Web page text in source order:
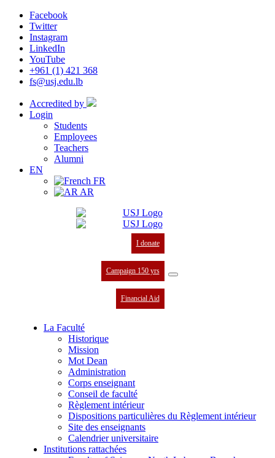
Facebook
Twitter
Instagram
LinkedIn
YouTube
+961 (1) 421 368
fs@usj.edu.lb
Accredited by
Login
Students
Employees
Teachers
Alumni
EN
FR
AR
I donate
Campaign 150 yrs
Financial Aid
La Faculté
Historique
Mission
Mot Dean
Administration
Corps enseignant
Conseil de faculté
Règlement intérieur
Dispositions particulières du Règlement intérieur
Site des enseignants
Calendrier universitaire
Institutions rattachées